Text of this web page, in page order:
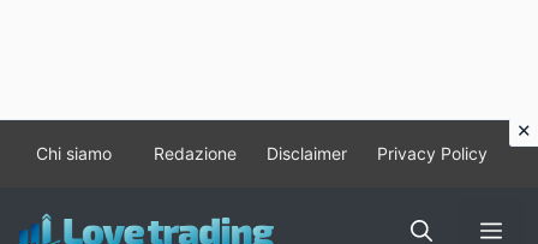
contenuto
Chi siamo Redazione Disclaimer Privacy Policy